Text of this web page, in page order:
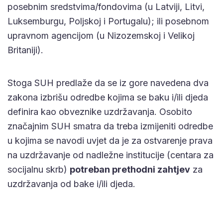
posebnim sredstvima/fondovima (u Latviji, Litvi,
Luksemburgu, Poljskoj i Portugalu); ili posebnom
upravnom agencijom (u Nizozemskoj i Velikoj
Britaniji).
Stoga SUH predlaže da se iz gore navedena dva
zakona izbrišu odredbe kojima se baku i/ili djeda
definira kao obveznike uzdržavanja. Osobito
značajnim SUH smatra da treba izmijeniti odredbe
u kojima se navodi uvjet da je za ostvarenje prava
na uzdržavanje od nadležne institucije (centara za
socijalnu skrb) potreban prethodni zahtjev za
uzdržavanja od bake i/ili djeda.